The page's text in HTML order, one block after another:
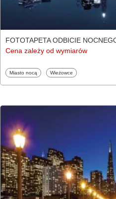
FOTOTAPETA ODBICIE
Cena zależy od wymiarów
Fototapety
Miasto nocą Fototapety
Wieżowce